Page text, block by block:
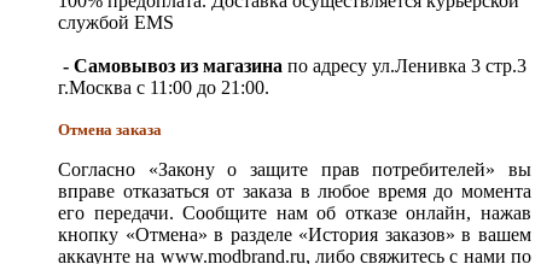
службой EMS
- Самовывоз из магазина по адресу ул.Ленивка 3 стр.3
г.Москва с 11:00 до 21:00.
Отмена заказа
Согласно «Закону о защите прав потребителей» вы
вправе отказаться от заказа в любое время до момента
его передачи. Сообщите нам об отказе онлайн, нажав
кнопку «Отмена» в разделе «История заказов» в вашем
аккаунте на www.modbrand.ru, либо свяжитесь с нами по